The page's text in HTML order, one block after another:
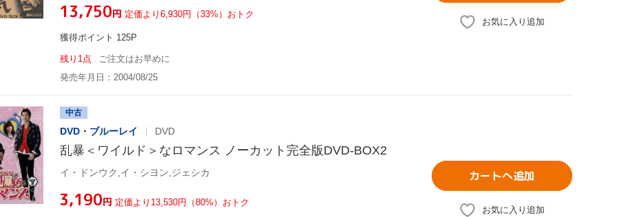
¥13,750円 定価より6,930円（33%）おトク
獲得ポイント 125P
残り1点
ご注文はお早めに
発売年月日：2004/08/25
お気に入り追加
中古
DVD・ブルーレイ DVD
乱暴＜ワイルド＞なロマンス ノーカット完全版DVD-BOX2
イ・ドンウク,イ・シヨン,ジェシカ
¥3,190円 定価より13,530円（80%）おトク
カートへ追加
お気に入り追加